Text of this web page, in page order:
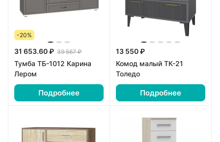
-20%
31 653.60 ₽ 39 567 ₽
Тумба ТБ-1012 Карина
Лером
Подробнее
13 550 ₽
Комод малый ТК-21
Толедо
Подробнее